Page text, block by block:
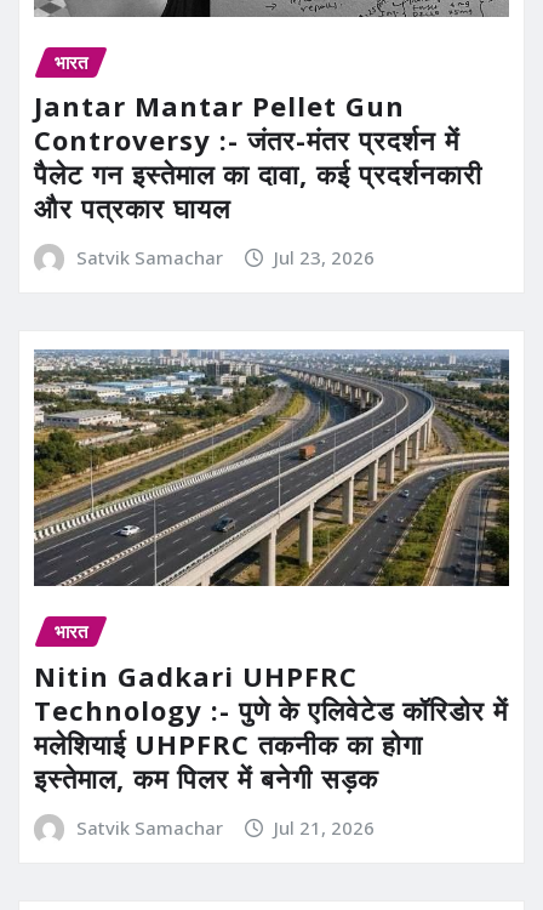
भारत
Jantar Mantar Pellet Gun
Controversy :- जंतर-मंतर प्रदर्शन में
पैलेट गन इस्तेमाल का दावा, कई प्रदर्शनकारी
और पत्रकार घायल
Satvik Samachar Jul 23, 2026
भारत
Nitin Gadkari UHPFRC
Technology :- पुणे के एलिवेटेड कॉरिडोर में
मलेशियाई UHPFRC तकनीक का होगा
इस्तेमाल, कम पिलर में बनेगी सड़क
Satvik Samachar Jul 21, 2026